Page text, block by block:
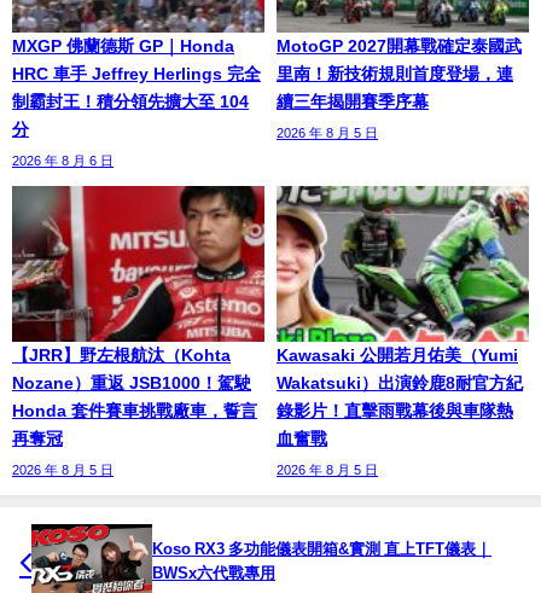
MXGP 佛蘭德斯 GP｜Honda
HRC 車手 Jeffrey Herlings 完全
制霸封王！積分領先擴大至 104
分
2026 年 8 月 6 日
MotoGP 2027開幕戰確定泰國武
里南！新技術規則首度登場，連
續三年揭開賽季序幕
2026 年 8 月 5 日
【JRR】野左根航汰（Kohta
Nozane）重返 JSB1000！駕駛
Honda 套件賽車挑戰廠車，誓言
再奪冠
2026 年 8 月 5 日
Kawasaki 公開若月佑美（Yumi
Wakatsuki）出演鈴鹿8耐官方紀
錄影片！直擊雨戰幕後與車隊熱
血奮戰
2026 年 8 月 5 日
Koso RX3 多功能儀表開箱&實測 直上TFT儀表｜
BWSx六代戰專用